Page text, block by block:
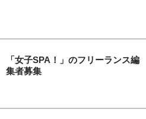
「女子SPA！」のフリーランス編
集者募集